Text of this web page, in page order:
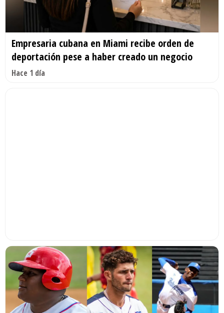
Empresaria cubana en Miami recibe orden de
deportación pese a haber creado un negocio
Hace 1 día